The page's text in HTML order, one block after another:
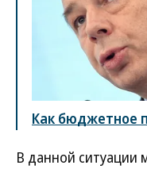
Как бюджетное
В данной ситуации